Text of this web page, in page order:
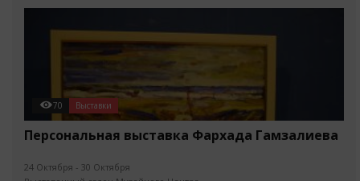
70 Выставки
Персональная выставка Фархада Гамзалиева
24 Октября - 30 Октября